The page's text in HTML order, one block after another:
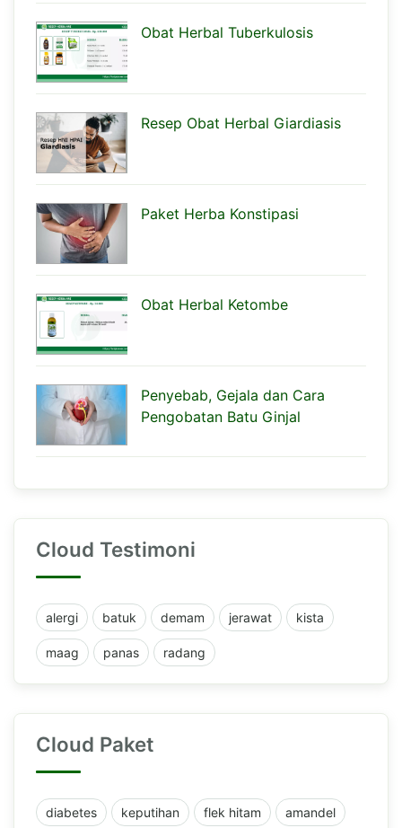
Obat Herbal Tuberkulosis
Resep Obat Herbal Giardiasis
Paket Herba Konstipasi
Obat Herbal Ketombe
Penyebab, Gejala dan Cara
Pengobatan Batu Ginjal
Cloud Testimoni
alergi batuk demam jerawat kista
maag panas radang
Cloud Paket
diabetes keputihan flek hitam amandel